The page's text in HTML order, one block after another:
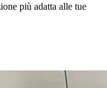
più adatta alle tue